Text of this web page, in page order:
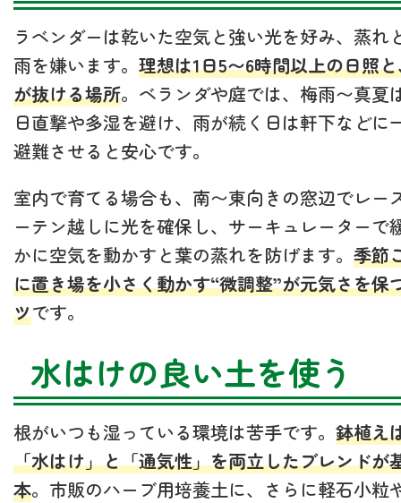
ラベンダーは乾いた空気と強い光を好み、蒸れ
雨を嫌います。 理想は1日5〜6時間以上の日照
が抜ける場所。ベランダや庭では、梅雨〜真夏
日直撃や多湿を避け、雨が続く日は軒下などに
避難させると安心です。
室内で育てる場合も、南〜東向きの窓辺でレー
ーテン越しに光を確保し、サーキュレーターで
かに空気を動かすと葉の蒸れを防げます。 季節
に置き場を小さく動かす“微調整”が元気さを保
ツです。
水はけの良い土を使う
根がいつも湿っている環境は苦手です。 鉢植え
「水はけ」と「通気性」を両立したブレンドが
本。市販のハーブ用培養土に、さらに軽石小粒